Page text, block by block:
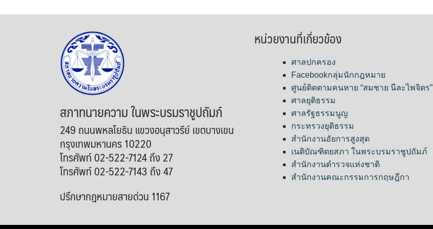
สภาทนายความ ในพระบรมราชูปถัมภ์
249 ถนนพหลโยธิน แขวงอนุสาวรีย์ เขตบางเขน
กรุงเทพมหานคร 10220
โทรศัพท์ 02-522-7124 ถึง 27
โทรศัพท์ 02-522-7143 ถึง 47
ปรึกษากฎหมายสายด่วน 1167
หน่วยงานที่เกี่ยวข้อง
ศาลปกครอง
Facebookกลุ่มนักกฎหมาย
ศูนย์ติดตามคนหาย “สมชาย นีละไพจิตร”
ศาลยุติธรรม
ศาลรัฐธรรมนูญ
กระทรวงยุติธรรม
สำนักงานอัยการสูงสุด
เนติบัณฑิตยสภา ในพระบรมราชูปถัมภ์
สำนักงานตำรวจแห่งชาติ
สำนักงานคณะกรรมการกฤษฎีกา